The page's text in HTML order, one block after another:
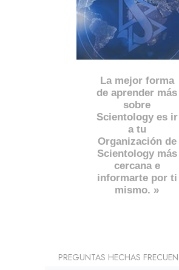
La mejor forma
de aprender más
sobre
Scientology es ir
a tu
Organización de
Scientology más
cercana e
informarte por ti
mismo. »
PREGUNTAS HECHAS